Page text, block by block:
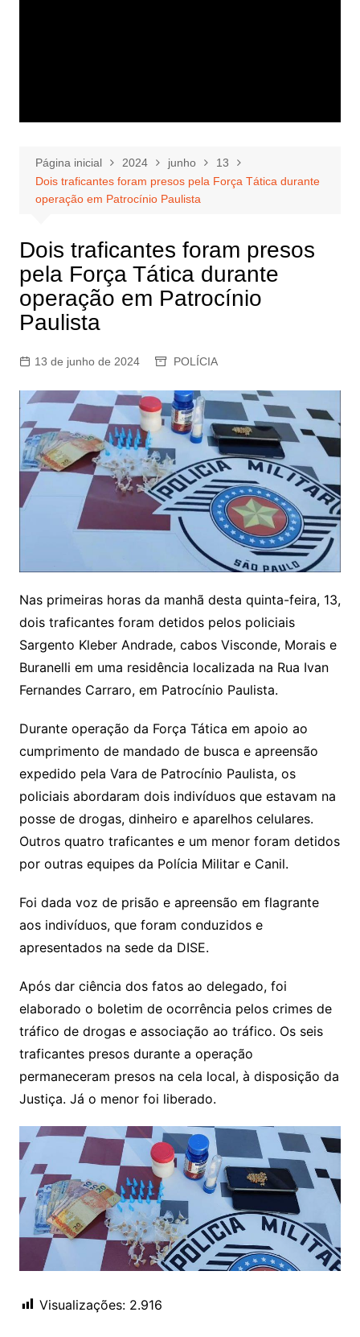
Página inicial 2024 junho
13
Dois traficantes foram presos pela Força Tática durante
operação em Patrocínio Paulista
Dois traficantes foram presos
pela Força Tática durante
operação em Patrocínio
Paulista
13 de junho de 2024 POLÍCIA
Nas primeiras horas da manhã desta quinta-feira, 13,
dois traficantes foram detidos pelos policiais
Sargento Kleber Andrade, cabos Visconde, Morais e
Buranelli em uma residência localizada na Rua Ivan
Fernandes Carraro, em Patrocínio Paulista.
Durante operação da Força Tática em apoio ao
cumprimento de mandado de busca e apreensão
expedido pela Vara de Patrocínio Paulista, os
policiais abordaram dois indivíduos que estavam na
posse de drogas, dinheiro e aparelhos celulares.
Outros quatro traficantes e um menor foram detidos
por outras equipes da Polícia Militar e Canil.
Foi dada voz de prisão e apreensão em flagrante
aos indivíduos, que foram conduzidos e
apresentados na sede da DISE.
Após dar ciência dos fatos ao delegado, foi
elaborado o boletim de ocorrência pelos crimes de
tráfico de drogas e associação ao tráfico. Os seis
traficantes presos durante a operação
permaneceram presos na cela local, à disposição da
Justiça. Já o menor foi liberado.
Visualizações: 2.916